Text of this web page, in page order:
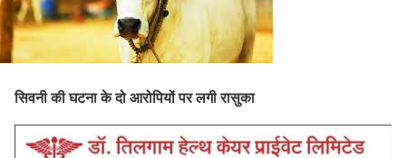
सिवनी की घटना के दो आरोपियों पर लगी रासुका